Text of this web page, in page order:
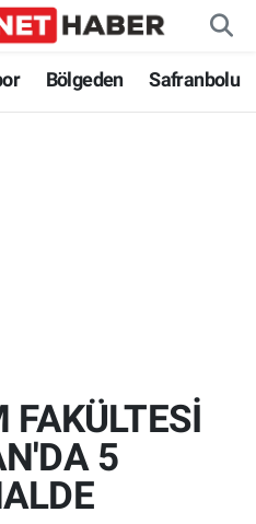
Bölgeden Safranbolu
FAKÜLTESİ
5